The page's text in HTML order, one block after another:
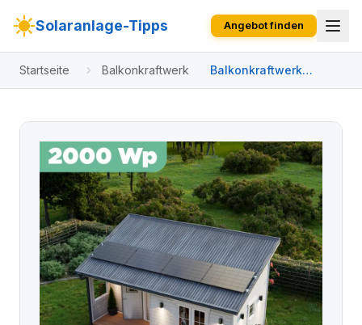
Solaranlage-Tipps Angebot finden
Startseite Balkonkraftwerk
Balkonkraftwerk
Trapezblech 2000 Wp
W / Trina Solar / 500
Black) / Standard
Halterung / eine Reihe
quer / 4 Module